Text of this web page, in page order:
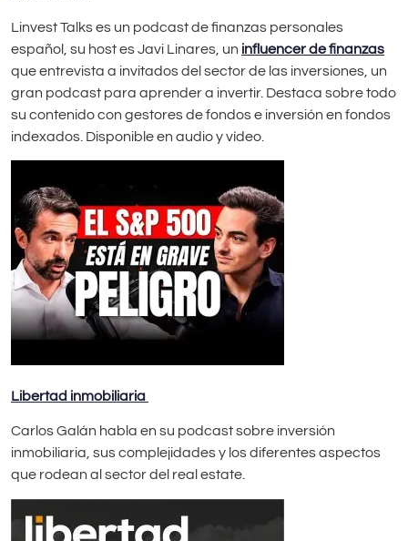
Linvest Talks es un podcast de finanzas personales
español, su host es Javi Linares, un influencer de finanzas
que entrevista a invitados del sector de las inversiones, un
gran podcast para aprender a invertir. Destaca sobre todo
su contenido con gestores de fondos e inversión en fondos
indexados. Disponible en audio y vídeo.
Libertad inmobiliaria
Carlos Galán habla en su podcast sobre inversión
inmobiliaria, sus complejidades y los diferentes aspectos
que rodean al sector del real estate.